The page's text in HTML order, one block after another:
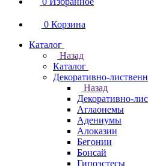
0 Корзина
Каталог
Назад
Каталог
Декоративно-
Назад
Декоративно-
Аглаонемы
Адениумы
Алоказии
Бегонии
Бонсай
Гипоэстесы